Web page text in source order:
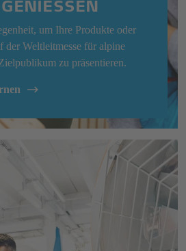
um Ihre Produkte oder
der Weltleitmesse für alpine
zu präsentieren.